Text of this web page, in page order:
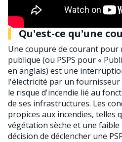
Qu'est-ce qu'une
Une coupure de courant pour
publique (ou PSPS pour «
en anglais) est une
l'électricité par un
le risque d'incendie lié au
de ses infrastructures. Les
propices aux incendies, telles
végétation sèche et une
décision de déclencher une